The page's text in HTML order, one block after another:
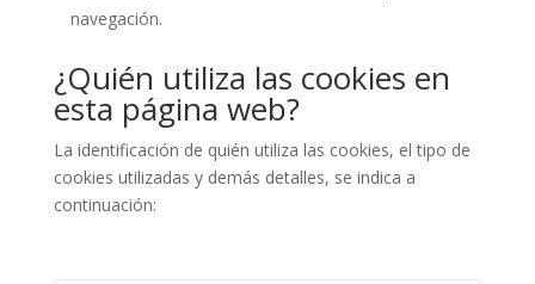
navegación.
¿Quién utiliza las cookies en
esta página web?
La identificación de quién utiliza las cookies, el tipo de
cookies utilizadas y demás detalles, se indica a
continuación: